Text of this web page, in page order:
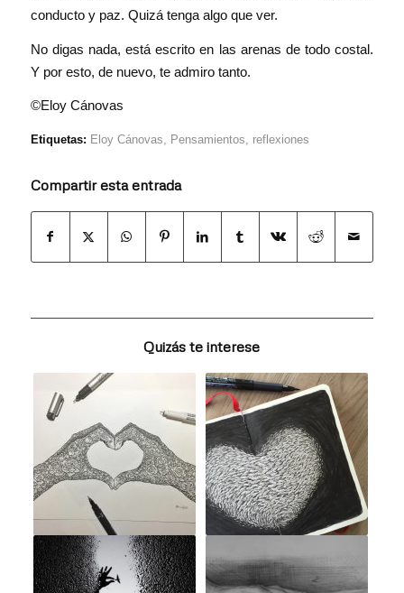
conducto y paz. Quizá tenga algo que ver.
No digas nada, está escrito en las arenas de todo costal.
Y por esto, de nuevo, te admiro tanto.
©Eloy Cánovas
Etiquetas: Eloy Cánovas, Pensamientos, reflexiones
Compartir esta entrada
Quizás te interese